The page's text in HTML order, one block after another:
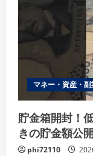
マネー・資産・副
貯金箱開封！
きの貯金額公
phi72110